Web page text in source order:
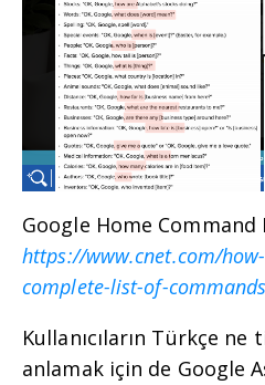
Google Home Command
https://www.cnet.com/
complete-list-of-
Kullanıcıların Türkçe ne
anlamak için de Google